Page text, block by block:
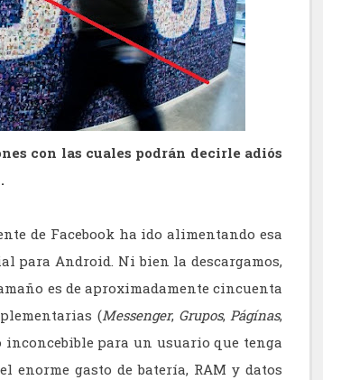
con las cuales podrán decirle adiós
de Facebook ha ido alimentando esa
para Android. Ni bien la descargamos,
es de aproximadamente cincuenta
(Messenger, Grupos,Págínas,
inconcebible para un usuario que tenga
gasto de batería, RAM y datos